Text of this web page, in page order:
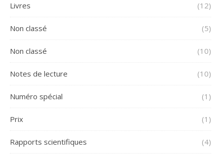
Livres (12)
Non classé (5)
Non classé (10)
Notes de lecture (10)
Numéro spécial (1)
Prix (1)
Rapports scientifiques (4)